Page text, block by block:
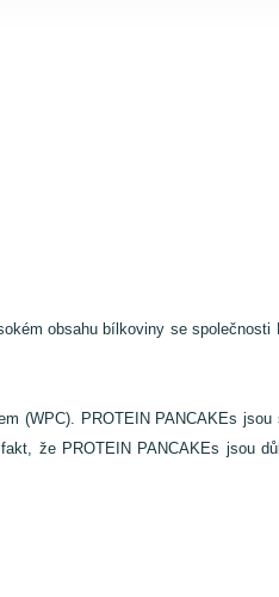
obsahu bílkoviny se společnosti
(WPC). PROTEIN PANCAKEs
že PROTEIN PANCAKEs jsou